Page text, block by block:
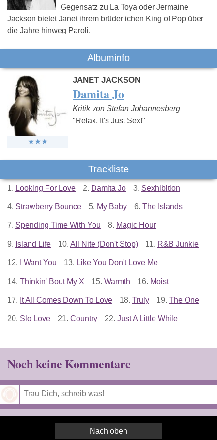
Gegensatz zu La Toya oder Jermaine
Jackson bietet Janet ihrem brüderlichen King of Pop über
die Jahre hinweg Paroli.
Albuminfo
JANET JACKSON
Damita Jo
Kritik von Stefan Johannesberg
"Relax, It's Just Sex!"
Trackliste
1. Looking For Love 2. Damita Jo 3. Sexhibition
4. Strawberry Bounce 5. My Baby 6. The Islands
7. Spending Time With You 8. Magic Hour
9. Island Life 10. All Nite (Don't Stop) 11. R&B Junkie
12. I Want You 13. Like You Don't Love Me
14. Thinkin' Bout My X 15. Warmth 16. Moist
17. It All Comes Down To Love 18. Truly 19. The One
20. Slo Love 21. Country 22. Just A Little While
Noch keine Kommentare
Nach oben